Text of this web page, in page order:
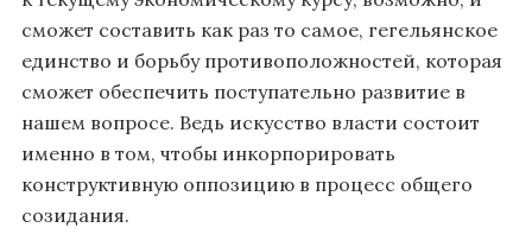
сможет составить как раз то самое, гегельянское
единство и борьбу противоположностей, которая
сможет обеспечить поступательно развитие в
нашем вопросе. Ведь искусство власти состоит
именно в том, чтобы инкорпорировать
конструктивную оппозицию в процесс общего
созидания.